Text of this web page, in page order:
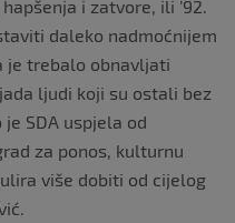
i zatvore, ili ’92.
daleko nadmoćnijem
je trebalo obnavljati
ljudi koji su ostali bez
SDA uspjela od
za ponos, kulturnu
više dobiti od cijelog